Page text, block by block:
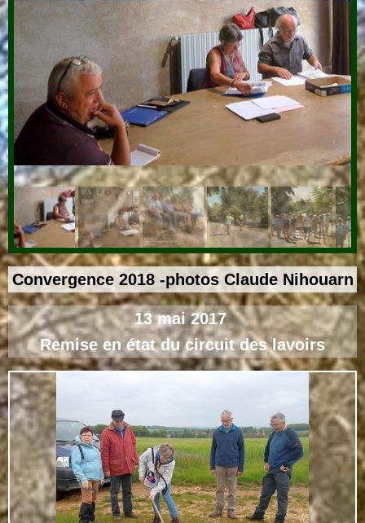
Convergence 2018 -photos Claude Nihouarn
13 mai 2017
Remise en état du circuit des lavoirs